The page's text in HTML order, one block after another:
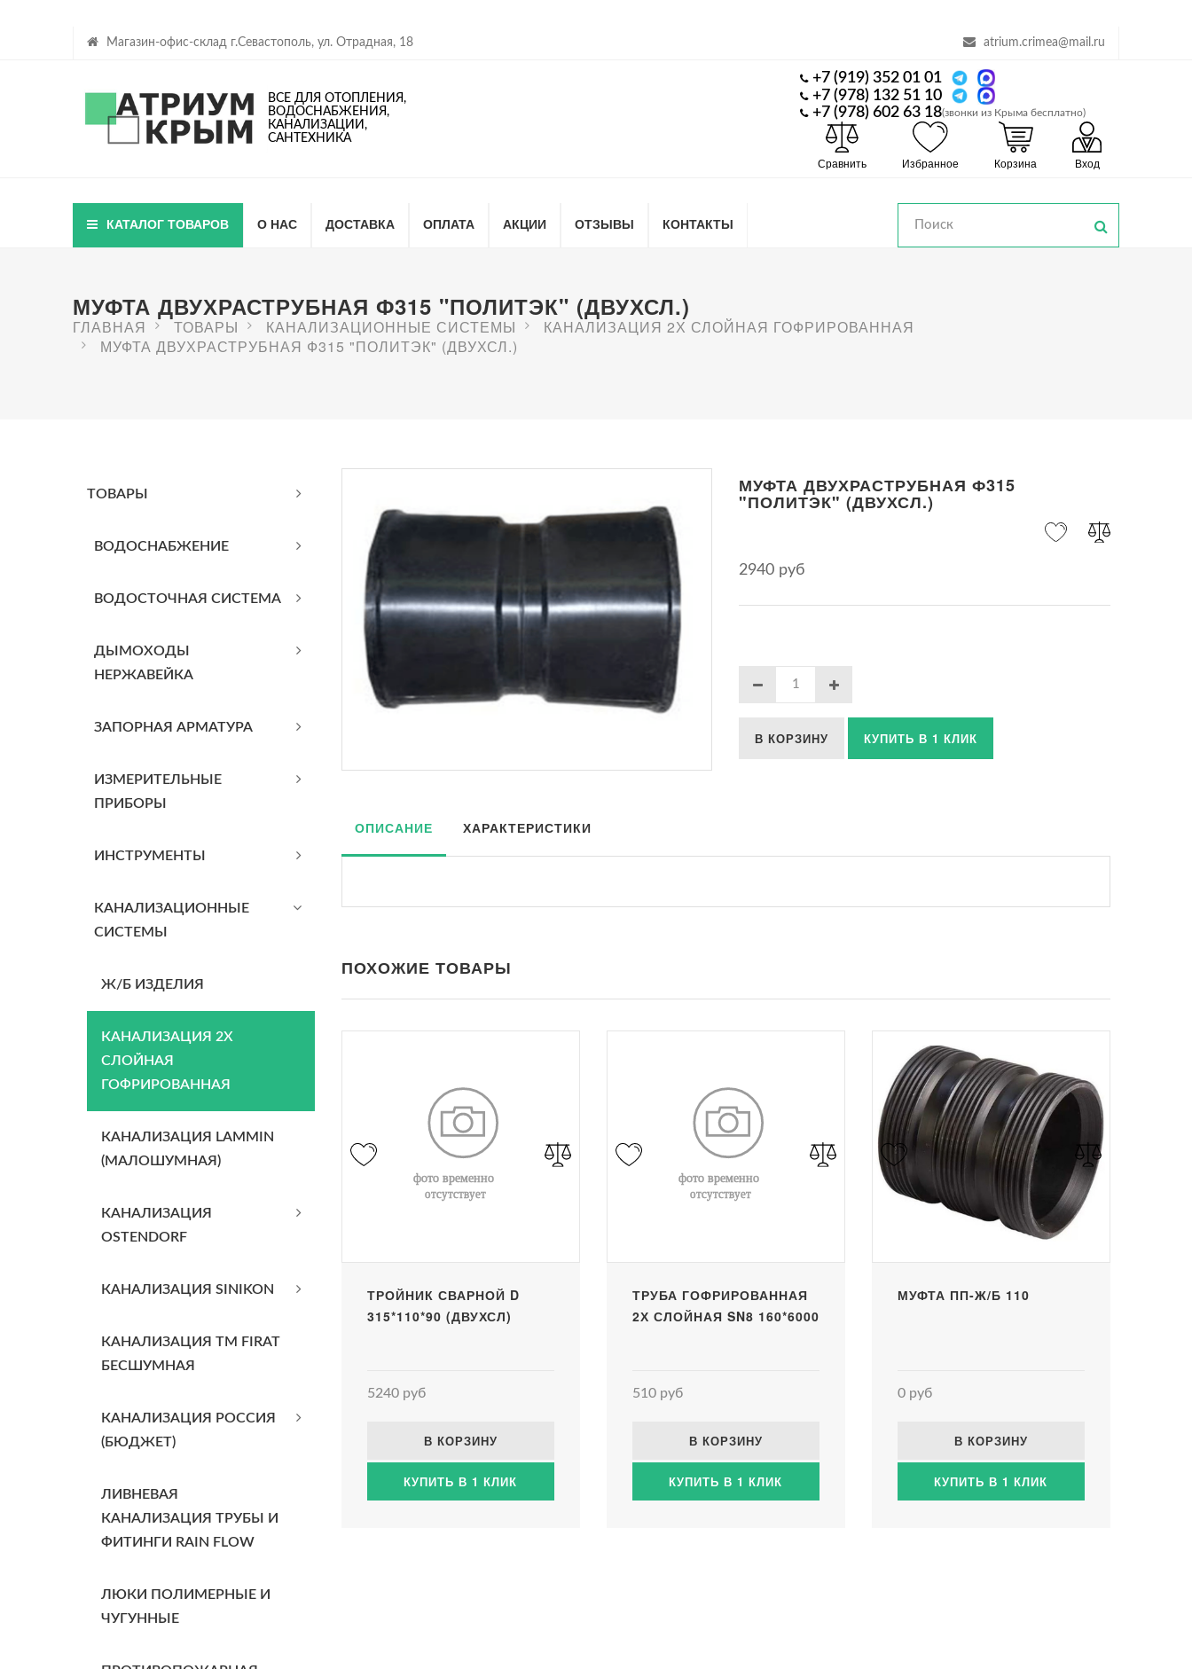
Магазин-офис-склад г.Севастополь, ул. Отрадная, 18 atrium.crimea@mail.ru
ВСЕ ДЛЯ ОТОПЛЕНИЯ,
ВОДОСНАБЖЕНИЯ,
КАНАЛИЗАЦИИ,
САНТЕХНИКА
+7 (919) 352 01 01
+7 (978) 132 51 10
+7 (978) 602 63 18(звонки из Крыма бесплатно)
Сравнить Избранное Корзина Вход
КАТАЛОГ ТОВАРОВ О НАС ДОСТАВКА ОПЛАТА АКЦИИ ОТЗЫВЫ КОНТАКТЫ
МУФТА ДВУХРАСТРУБНАЯ Ф315 "ПОЛИТЭК" (ДВУХСЛ.)
ГЛАВНАЯ ТОВАРЫ КАНАЛИЗАЦИОННЫЕ СИСТЕМЫ
КАНАЛИЗАЦИЯ 2Х СЛОЙНАЯ ГОФРИРОВАННАЯ
МУФТА ДВУХРАСТРУБНАЯ Ф315 "ПОЛИТЭК" (ДВУХСЛ.)
ТОВАРЫ
BОДОСНАБЖЕНИЕ
ВОДОСТОЧНАЯ СИСТЕМА
ДЫМОХОДЫ
НЕРЖАВЕЙКА
ЗАПОРНАЯ АРМАТУРА
ИЗМЕРИТЕЛЬНЫЕ
ПРИБОРЫ
ИНСТРУМЕНТЫ
КАНАЛИЗАЦИОННЫЕ
СИСТЕМЫ
Ж/Б ИЗДЕЛИЯ
КАНАЛИЗАЦИЯ 2Х
СЛОЙНАЯ
ГОФРИРОВАННАЯ
КАНАЛИЗАЦИЯ LAMMIN
(МАЛОШУМНАЯ)
КАНАЛИЗАЦИЯ
OSTENDORF
КАНАЛИЗАЦИЯ SINIKON
КАНАЛИЗАЦИЯ TM FIRAT
БЕСШУМНАЯ
КАНАЛИЗАЦИЯ РОССИЯ
(БЮДЖЕТ)
ЛИВНЕВАЯ
КАНАЛИЗАЦИЯ ТРУБЫ И
ФИТИНГИ RAIN FLOW
ЛЮКИ ПОЛИМЕРНЫЕ И
ЧУГУННЫЕ
МУФТА ДВУХРАСТРУБНАЯ Ф315
"ПОЛИТЭК" (ДВУХСЛ.)
2940 руб
В КОРЗИНУ КУПИТЬ В 1 КЛИК
ОПИСАНИЕ ХАРАКТЕРИСТИКИ
ПОХОЖИЕ ТОВАРЫ
ТРОЙНИК СВАРНОЙ D
315*110*90 (ДВУХСЛ)
5240 руб
В КОРЗИНУ
КУПИТЬ В 1 КЛИК
ТРУБА ГОФРИРОВАННАЯ
2Х СЛОЙНАЯ SN8 160*6000
510 руб
В КОРЗИНУ
КУПИТЬ В 1 КЛИК
МУФТА ПП-Ж/Б 110
0 руб
В КОРЗИНУ
КУПИТЬ В 1 КЛИК